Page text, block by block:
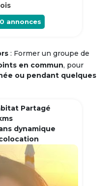
annonces
: Former un groupe de
en commun, pour
ou pendant quelques
Partagé
dynamique